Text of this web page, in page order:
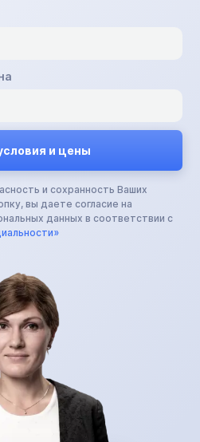
и сохранность Ваших
вы даете согласие на
данных в соответствии с